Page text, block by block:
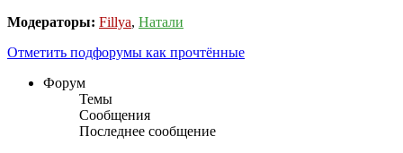
Модераторы: Fillya, Натали
Отметить подфорумы как прочтённые
Форум
Темы
Сообщения
Последнее сообщение